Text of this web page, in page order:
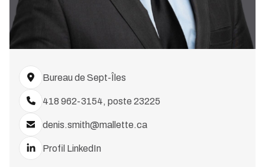
Bureau de Sept-Îles
418 962-3154, poste 23225
denis.smith@mallette.ca
Profil LinkedIn